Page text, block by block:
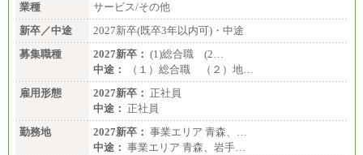
業種
サービス/その他
新卒／中途
2027新卒(既卒3年以内可)・中途
募集職種
2027新卒： (1)総合職 (2…
中途：
（１）総合職 （２）地…
雇用形態
2027新卒： 正社員
中途： 正社員
勤務地
2027新卒： 事業エリア 青森、…
中途： 事業エリア 青森、岩手…